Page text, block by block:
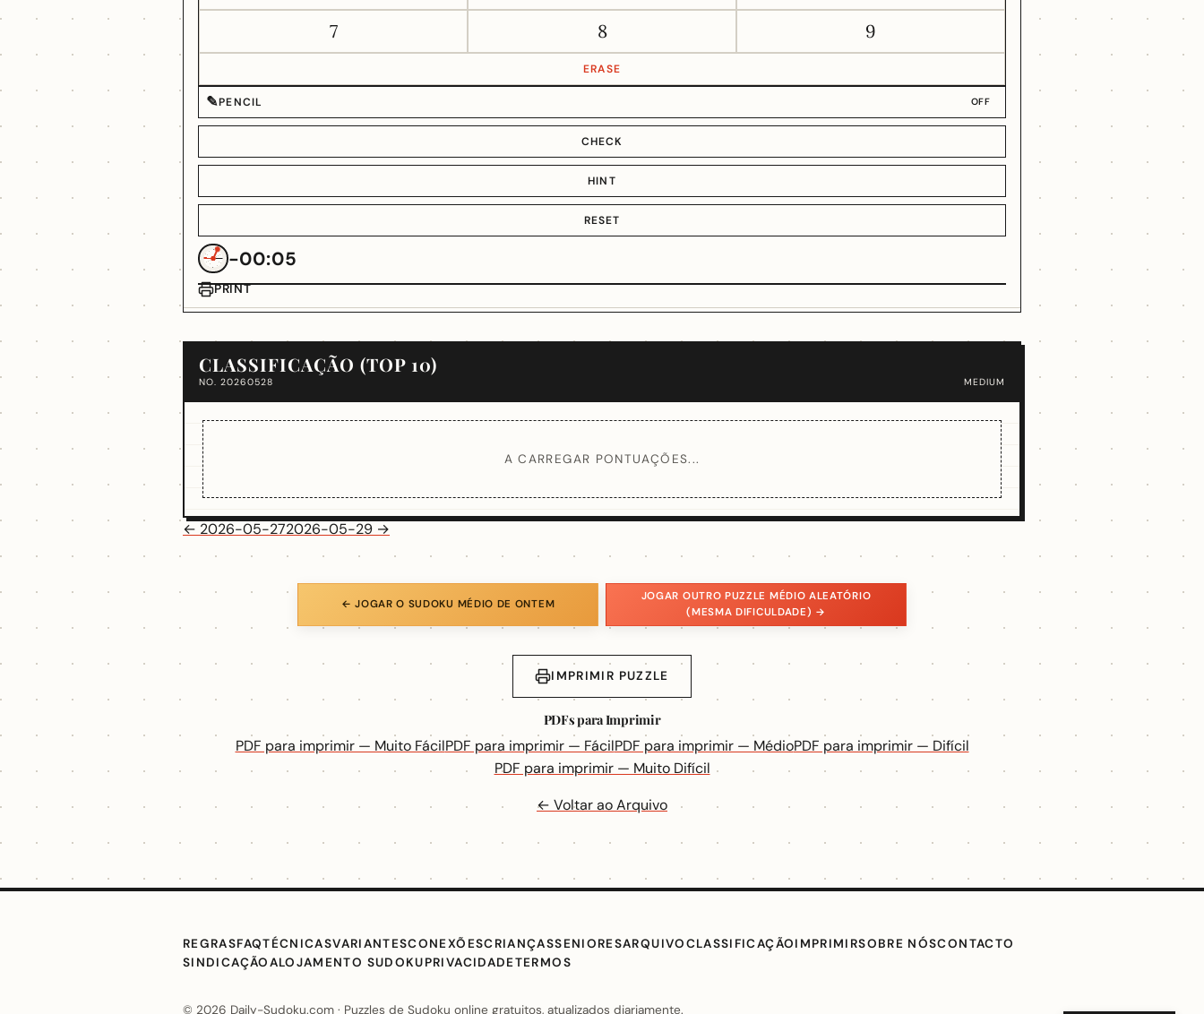
7
8 9
ERASE
✎PENCIL OFF
CHECK
HINT
RESET
-00:05
PRINT
CLASSIFICAÇÃO (TOP 10)
NO. 20260528 MEDIUM
A CARREGAR PONTUAÇÕES...
← 2026-05-272026-05-29 →
← JOGAR O SUDOKU MÉDIO DE ONTEM
JOGAR OUTRO PUZZLE MÉDIO ALEATÓRIO
(MESMA DIFICULDADE) →
IMPRIMIR PUZZLE
PDFs para Imprimir
PDF para imprimir — Muito FácilPDF para imprimir — FácilPDF para imprimir — MédioPDF para imprimir — Difícil
PDF para imprimir — Muito Difícil
← Voltar ao Arquivo
REGRASFAQTÉCNICASVARIANTESCONEXÕESCRIANÇASSENIORESARQUIVOCLASSIFICAÇÃOIMPRIMIRSOBRE NÓSCONTACTO
SINDICAÇÃOALOJAMENTO SUDOKUPRIVACIDADETERMOS
© 2026 Daily-Sudoku.com · Puzzles de Sudoku online gratuitos, atualizados diariamente.